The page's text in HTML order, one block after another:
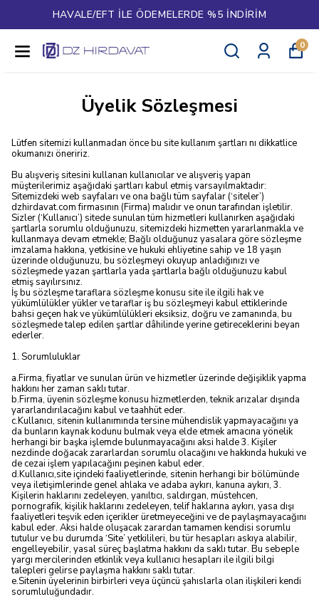
HAVALE/EFT İLE ÖDEMELERDE %5 İNDİRİM
0
Üyelik Sözleşmesi
Lütfen sitemizi kullanmadan önce bu site kullanım şartları nı dikkatlice
okumanızı öneririz.
Bu alışveriş sitesini kullanan kullanıcılar ve alışveriş yapan
müşterilerimiz aşağıdaki şartları kabul etmiş varsayılmaktadır:
Sitemizdeki web sayfaları ve ona bağlı tüm sayfalar (‘siteler’)
dzhirdavat.com firmasının (Firma) malıdır ve onun tarafından işletilir.
Sizler (‘Kullanıcı’) sitede sunulan tüm hizmetleri kullanırken aşağıdaki
şartlarla sorumlu olduğunuzu, sitemizdeki hizmetten yararlanmakla ve
kullanmaya devam etmekle; Bağlı olduğunuz yasalara göre sözleşme
imzalama hakkına, yetkisine ve hukuki ehliyetine sahip ve 18 yaşın
üzerinde olduğunuzu, bu sözleşmeyi okuyup anladığınızı ve
sözleşmede yazan şartlarla yada şartlarla bağlı olduğunuzu kabul
etmiş sayılırsınız.
İş bu sözleşme taraflara sözleşme konusu site ile ilgili hak ve
yükümlülükler yükler ve taraflar iş bu sözleşmeyi kabul ettiklerinde
bahsi geçen hak ve yükümlülükleri eksiksiz, doğru ve zamanında, bu
sözleşmede talep edilen şartlar dâhilinde yerine getireceklerini beyan
ederler.
1. Sorumluluklar
a.Firma, fiyatlar ve sunulan ürün ve hizmetler üzerinde değişiklik yapma
hakkını her zaman saklı tutar.
b.Firma, üyenin sözleşme konusu hizmetlerden, teknik arızalar dışında
yararlandırılacağını kabul ve taahhüt eder.
c.Kullanıcı, sitenin kullanımında tersine mühendislik yapmayacağını ya
da bunların kaynak kodunu bulmak veya elde etmek amacına yönelik
herhangi bir başka işlemde bulunmayacağını aksi halde 3. Kişiler
nezdinde doğacak zararlardan sorumlu olacağını ve hakkında hukuki ve
de cezai işlem yapılacağını peşinen kabul eder.
d.Kullanıcı,site içindeki faaliyetlerinde, sitenin herhangi bir bölümünde
veya iletişimlerinde genel ahlaka ve adaba aykırı, kanuna aykırı, 3.
Kişilerin haklarını zedeleyen, yanıltıcı, saldırgan, müstehcen,
pornografik, kişilik haklarını zedeleyen, telif haklarına aykırı, yasa dışı
faaliyetleri teşvik eden içerikler üretmeyeceğini ve de paylaşmayacağını
kabul eder. Aksi halde oluşacak zarardan tamamen kendisi sorumlu
tutulur ve bu durumda ‘Site’ yetkilileri, bu tür hesapları askıya alabilir,
engelleyebilir, yasal süreç başlatma hakkını da saklı tutar. Bu sebeple
yargı mercilerinden etkinlik veya kullanıcı hesapları ile ilgili bilgi
talepleri gelirse paylaşma hakkını saklı tutar.
e.Sitenin üyelerinin birbirleri veya üçüncü şahıslarla olan ilişkileri kendi
sorumluluğundadır.